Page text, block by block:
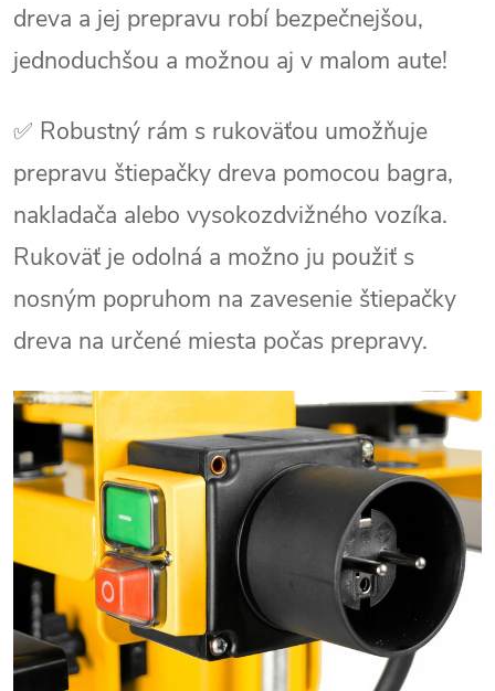
dreva a jej prepravu robí bezpečnejšou,
jednoduchšou a možnou aj v malom aute!
✅ Robustný rám s rukoväťou umožňuje
prepravu štiepačky dreva pomocou bagra,
nakladača alebo vysokozdvižného vozíka.
Rukoväť je odolná a možno ju použiť s
nosným popruhom na zavesenie štiepačky
dreva na určené miesta počas prepravy.